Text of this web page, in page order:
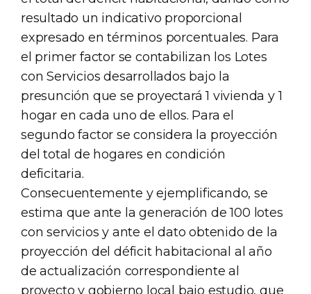
resultado un indicativo proporcional
expresado en términos porcentuales. Para
el primer factor se contabilizan los Lotes
con Servicios desarrollados bajo la
presunción que se proyectará 1 vivienda y 1
hogar en cada uno de ellos. Para el
segundo factor se considera la proyección
del total de hogares en condición
deficitaria.
Consecuentemente y ejemplificando, se
estima que ante la generación de 100 lotes
con servicios y ante el dato obtenido de la
proyección del déficit habitacional al año
de actualización correspondiente al
proyecto y gobierno local bajo estudio, que